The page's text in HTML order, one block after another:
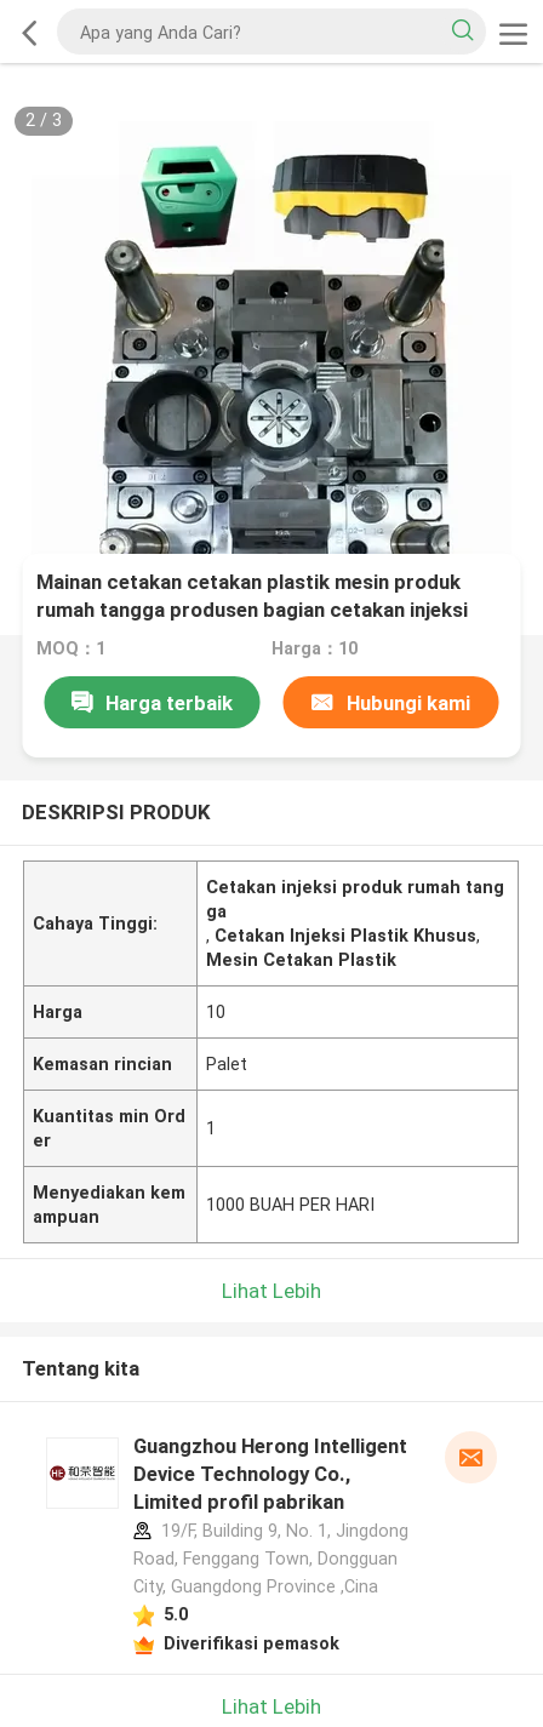
2/ 3
Mainan cetakan cetakan plastik mesin produk
rumah tangga produsen bagian cetakan injeksi
cetakan injeksi plastik
MOQ：1 Harga：10
Harga terbaik Hubungi kami
DESKRIPSI PRODUK
Cahaya Tinggi:
Cetakan injeksi produk rumah tang
ga
, Cetakan Injeksi Plastik Khusus,
Mesin Cetakan Plastik
Harga 10
Kemasan rincian Palet
Kuantitas min Ord
er
1
Menyediakan kem
ampuan
1000 BUAH PER HARI
Lihat Lebih
Tentang kita
Guangzhou Herong Intelligent
Device Technology Co.,
Limited profil pabrikan
19/F, Building 9, No. 1, Jingdong
Road, Fenggang Town, Dongguan
City, Guangdong Province ,Cina
5.0
Diverifikasi pemasok
Lihat Lebih